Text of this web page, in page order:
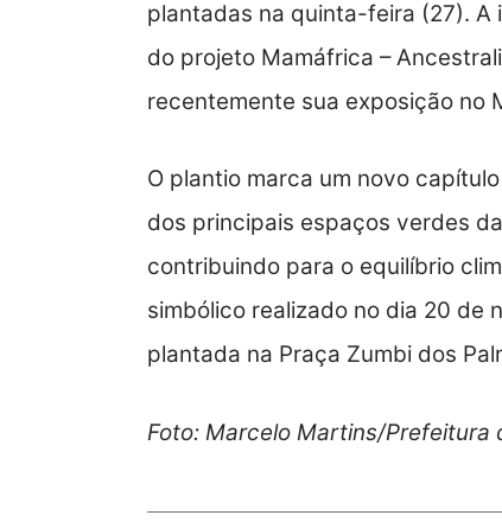
plantadas na quinta-feira (27).
do projeto Mamáfrica –
recentemente sua exposição no
O plantio marca um novo
dos principais espaços verdes
contribuindo para o equilíbrio
simbólico realizado no dia 20 de
plantada na Praça Zumbi dos
Foto: Marcelo Martins/Prefeitura